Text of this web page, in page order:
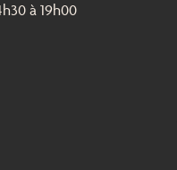
à 19h00